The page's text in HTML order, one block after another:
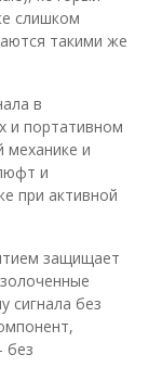
слишком
такими же
в
и портативном
механике и
и
при активной
защищает
сигнала без
без